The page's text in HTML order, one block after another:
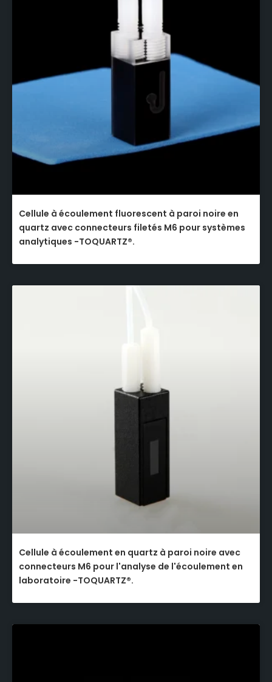
Cellule à écoulement fluorescent à paroi noire en
quartz avec connecteurs filetés M6 pour systèmes
analytiques -TOQUARTZ®.
Cellule à écoulement en quartz à paroi noire avec
connecteurs M6 pour l'analyse de l'écoulement en
laboratoire -TOQUARTZ®.